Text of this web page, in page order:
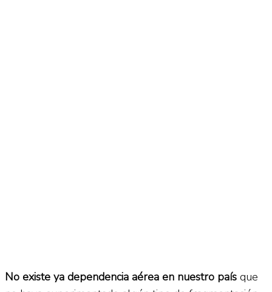
No existe ya dependencia aérea en nuestro país que